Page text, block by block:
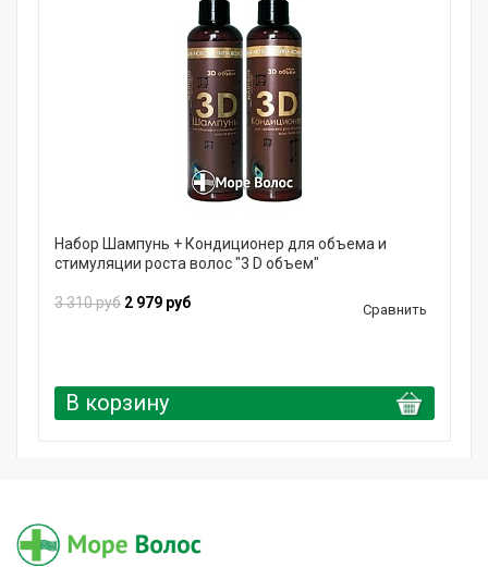
Набор Шампунь + Кондиционер для объема и
стимуляции роста волос "3 D объем"
3 310 руб 2 979 руб Сравнить
В корзину